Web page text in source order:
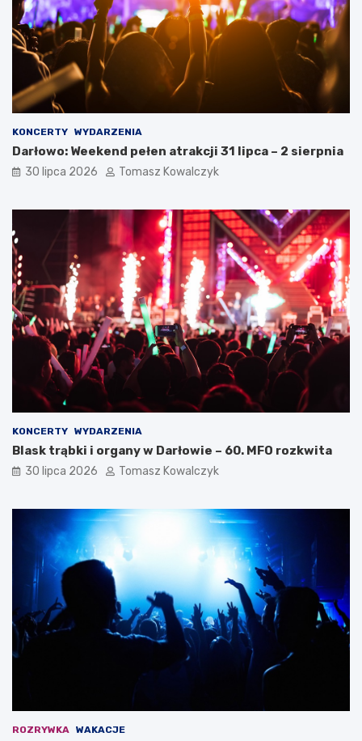
KONCERTY WYDARZENIA
Darłowo: Weekend pełen atrakcji 31 lipca – 2 sierpnia
30 lipca 2026 Tomasz Kowalczyk
KONCERTY WYDARZENIA
Blask trąbki i organy w Darłowie – 60. MFO rozkwita
30 lipca 2026 Tomasz Kowalczyk
ROZRYWKA WAKACJE